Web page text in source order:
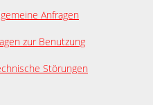
Anfragen
zur Benutzung
Störungen